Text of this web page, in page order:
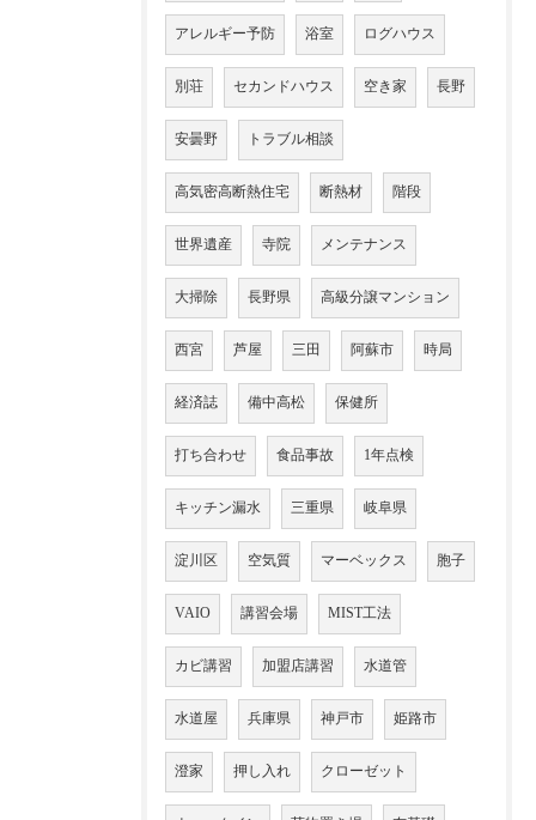
アレルギー予防 浴室 ログハウス
別荘 セカンドハウス 空き家 長野
安曇野 トラブル相談
高気密高断熱住宅 断熱材 階段
世界遺産 寺院 メンテナンス
大掃除 長野県 高級分譲マンション
西宮 芦屋 三田 阿蘇市 時局
経済誌 備中高松 保健所
打ち合わせ 食品事故 1年点検
キッチン漏水 三重県 岐阜県
淀川区 空気質 マーベックス 胞子
VAIO 講習会場 MIST工法
カビ講習 加盟店講習 水道管
水道屋 兵庫県 神戸市 姫路市
澄家 押し入れ クローゼット